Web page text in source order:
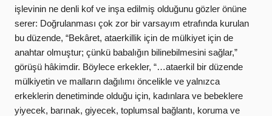
işlevinin ne denli kof ve inşa edilmiş olduğunu gözler önüne
serer: Doğrulanması çok zor bir varsayım etrafında kurulan
bu düzende, “Bekâret, ataerkillik için de mülkiyet için de
anahtar olmuştur; çünkü babalığın bilinebilmesini sağlar,”
görüşü hâkimdir. Böylece erkekler, “…ataerkil bir düzende
mülkiyetin ve malların dağılımı öncelikle ve yalnızca
erkeklerin denetiminde olduğu için, kadınlara ve bebeklere
yiyecek, barınak, giyecek, toplumsal bağlantı, koruma ve